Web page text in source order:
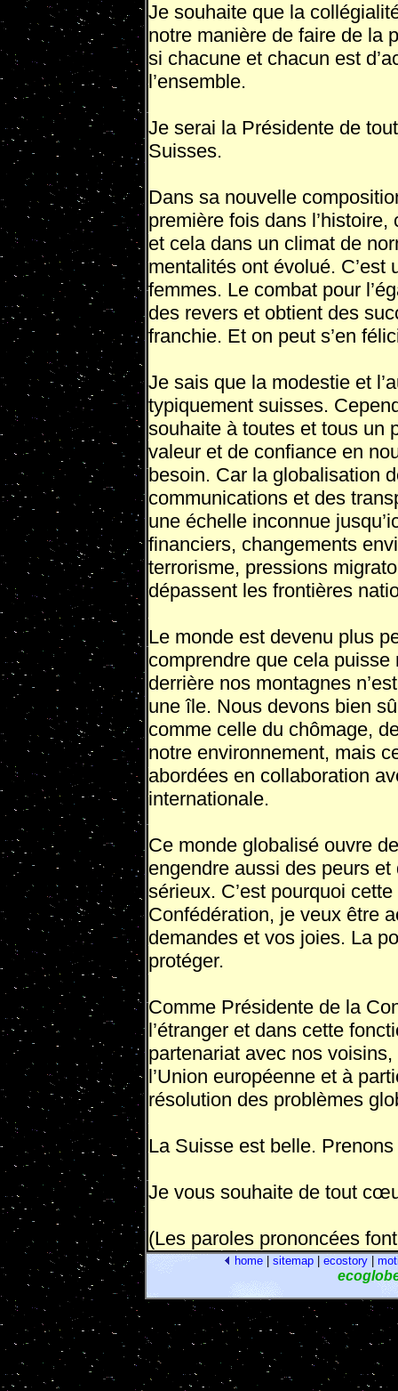
Je souhaite que la
notre manière de faire de la
si chacune et chacun est
l’ensemble.
Je serai la Présidente de
Suisses.
Dans sa nouvelle
première fois dans
et cela dans un climat de
mentalités ont évolué.
femmes. Le combat pour
des revers et obtient des
franchie. Et on peut s’en
Je sais que la modestie et
typiquement suisses.
souhaite à toutes et tous un
valeur et de confiance en
besoin. Car la globalisation
communications et des
une échelle inconnue
financiers, changements
terrorisme, pressions
dépassent les frontières
Le monde est devenu plus
comprendre que cela
derrière nos montagnes
une île. Nous devons bien
comme celle du chômage,
notre environnement, mais
abordées en collaboration
internationale.
Ce monde globalisé ouvre
engendre aussi des peurs
sérieux. C’est pourquoi
Confédération, je veux être
demandes et vos joies. La
protéger.
Comme Présidente de la
l’étranger et dans cette
partenariat avec nos
l’Union européenne et à
résolution des problèmes
La Suisse est belle.
Je vous souhaite de tout
(Les paroles prononcées
home sitemap ecostory